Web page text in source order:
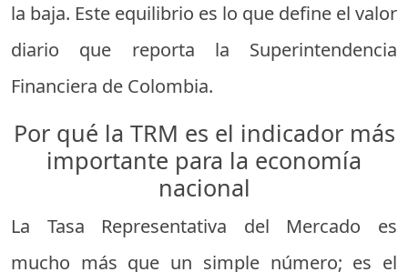
la baja. Este equilibrio es lo que define el valor
diario que reporta la Superintendencia
Financiera de Colombia.
Por qué la TRM es el indicador más
importante para la economía
nacional
La Tasa Representativa del Mercado es
mucho más que un simple número; es el